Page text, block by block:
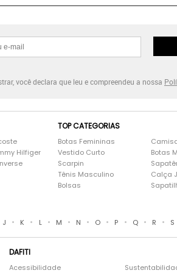
você declara que leu e compreendeu a nossa
Hilfiger
TOP CATEGORIAS
Botas Femininas
Vestido Curto
Scarpin
Tênis Masculino
Bolsas
Botas
Calça
J • K • L • M • N • O • P • Q • R • S
DAFITI
Acessibilidade